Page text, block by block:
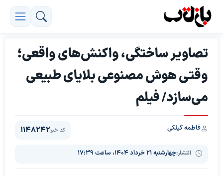
تصاویر ساختگی، واکنش‌های واقعی؛
وقتی هوش مصنوعی بلایای طبیعی
می‌سازد/ فیلم
فاطمه گیلکی
انتشار:چهارشنبه ۲۱ خرداد ۱۴۰۴، ساعت ۱۷:۳۹
کد خبر1148242